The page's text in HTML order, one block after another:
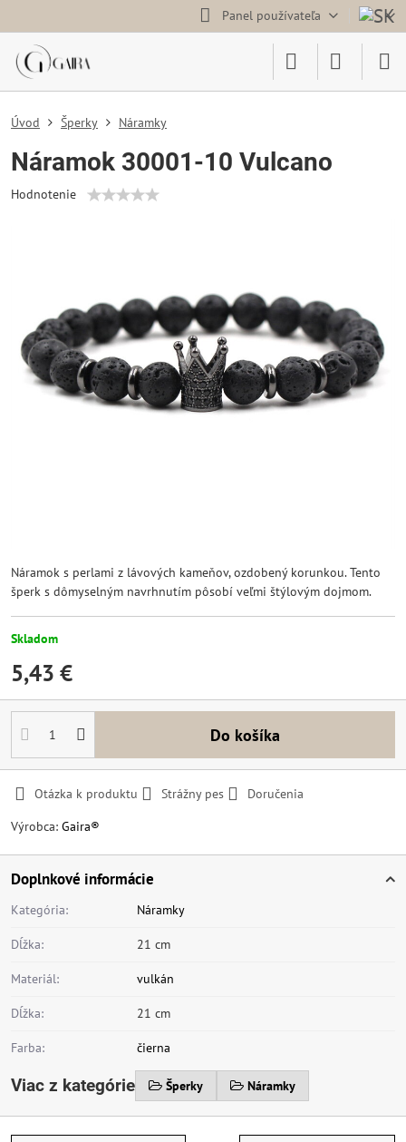
Panel používateľa
Úvod Šperky Náramky
Náramok 30001-10 Vulcano
Hodnotenie
Náramok s perlami z lávových kameňov, ozdobený korunkou. Tento
šperk s dômyselným navrhnutím pôsobí veľmi štýlovým dojmom.
Skladom
5,43 €
Do košíka
Otázka k produktu Strážny pes
Doručenia
Výrobca: Gaira®
Doplnkové informácie
Kategória: Náramky
Dĺžka: 21 cm
Materiál: vulkán
Dĺžka: 21 cm
Farba: čierna
Viac z kategórie Šperky Náramky